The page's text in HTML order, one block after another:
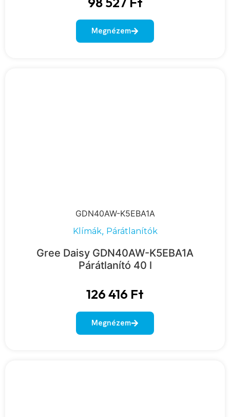
Megnézem
GDN40AW-K5EBA1A
Klímák, Párátlanítók
Gree Daisy GDN40AW-K5EBA1A
Párátlanító 40 l
126 416 Ft
Megnézem